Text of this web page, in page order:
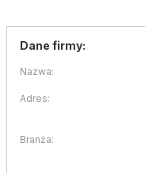
Dane firmy:
Nazwa:
Adres:
Branża: